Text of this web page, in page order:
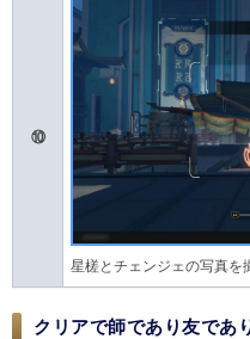
⑩
星槎とチェンジェの写真を
クリアで師であり友であ